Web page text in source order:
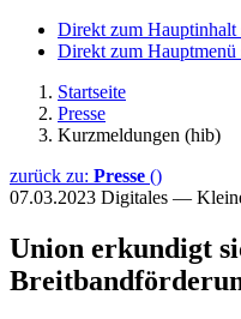
Direkt zum Hauptinhalt
Direkt zum Hauptmenü
Startseite
Presse
Kurzmeldungen (hib)
zurück zu: Presse ()
07.03.2023 Digitales —
Union erkundigt